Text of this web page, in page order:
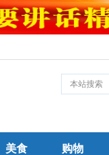
美食 购物